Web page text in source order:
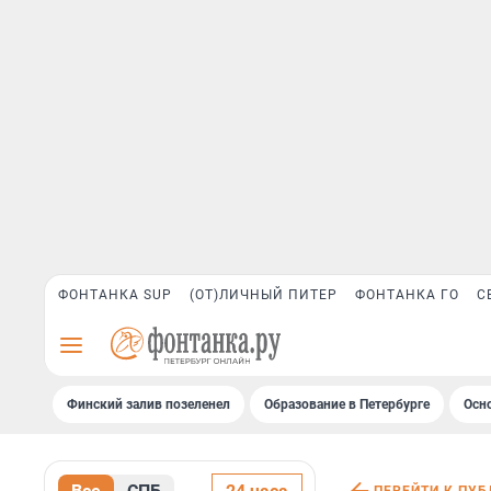
ФОНТАНКА SUP (ОТ)ЛИЧНЫЙ ПИТЕР ФОНТАНКА ГО
Финский залив позеленел Образование в Петербурге